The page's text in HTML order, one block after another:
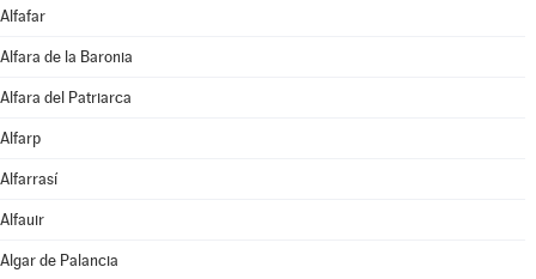
Alfafar
Alfara de la Baronia
Alfara del Patriarca
Alfarp
Alfarrasí
Alfauir
Algar de Palancia